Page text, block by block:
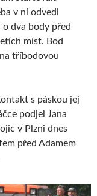
v ní odvedl
dva body před
míst. Bod
tříbodovou
s páskou jej
podjel Jana
v Plzni dnes
před Adamem